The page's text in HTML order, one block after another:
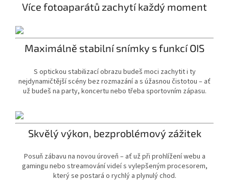
Více fotoaparátů zachytí každý moment
Maximálně stabilní snímky s funkcí OIS
S optickou stabilizací obrazu budeš moci zachytit i ty
nejdynamičtější scény bez rozmazání a s úžasnou čistotou – ať
už budeš na party, koncertu nebo třeba sportovním zápasu.
Skvělý výkon, bezproblémový zážitek
Posuň zábavu na novou úroveň – ať už při prohlížení webu a
gamingu nebo streamování videí s vylepšeným procesorem,
který se postará o rychlý a plynulý chod.